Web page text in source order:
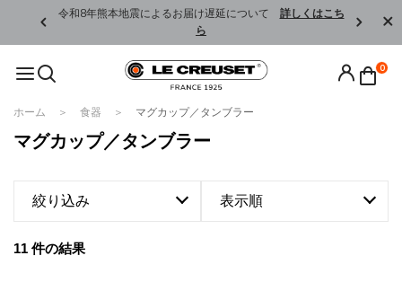
令和8年熊本地震によるお届け遅延について 詳しくはこち
ら
0
ホーム 食器 マグカップ／タンブラー
マグカップ／タンブラー
絞り込み 表示順
11 件の結果